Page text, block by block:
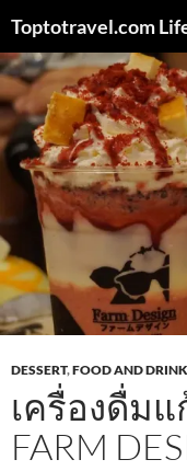
content
Toptotravel.com
DESSERT,FOOD AND DRINK
เครื่องดื่ม
FARM